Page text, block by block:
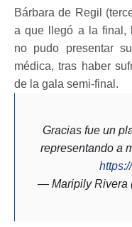
Bárbara de Regil
a que llegó a la final,
no pudo presentar
médica, tras haber
de la gala semi-final.
Gracias fue un
representando
— Maripily Rivera